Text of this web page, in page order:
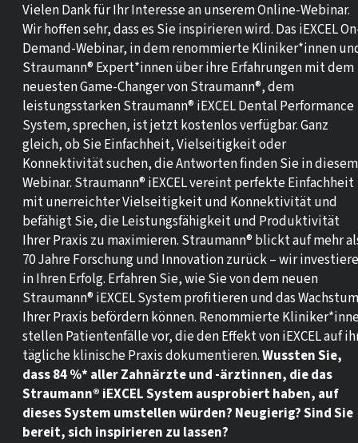
Vielen Dank für Ihr Interesse an unserem Online-Webinar.
Wir hoffen sehr, dass es Sie inspirieren wird. Das iEXCEL
Demand-Webinar, in dem renommierte Kliniker*innen
Straumann® Expert*innen über ihre Erfahrungen mit dem
neuesten Game-Changer von Straumann®, dem
leistungsstarken Straumann® iEXCEL Dental Performance
System, sprechen, ist jetzt kostenlos verfügbar. Ganz
gleich, ob Sie Einfachheit, Vielseitigkeit oder
Konnektivität suchen, die Antworten finden Sie in diesem
Webinar. Straumann® iEXCEL vereint perfekte Einfachheit
mit unerreichter Vielseitigkeit und Konnektivität und
befähigt Sie, die Leistungsfähigkeit und Produktivität
Ihrer Praxis zu maximieren. Straumann® blickt auf mehr
70 Jahre Forschung und Innovation zurück – wir
in Ihren Erfolg. Erfahren Sie, wie Sie von dem neuen
Straumann® iEXCEL System profitieren und das Wachstum
Ihrer Praxis befördern können. Renommierte
stellen Patientenfälle vor, die den Effekt von iEXCEL auf
tägliche klinische Praxis dokumentieren.Wussten Sie,
dass 84 %* aller Zahnärzte und -ärztinnen, die das
Straumann® iEXCEL System ausprobiert haben, auf
dieses System umstellen würden? Neugierig? Sind Sie
bereit, sich inspirieren zu lassen?